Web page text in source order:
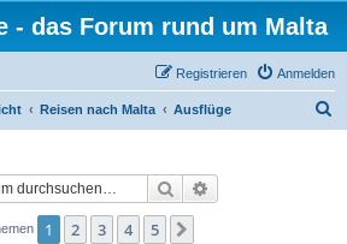
- das Forum rund um Malta
Anmelden
Registrieren
Reisen nach Malta Ausflüge
Suche
1 2 3 4 5